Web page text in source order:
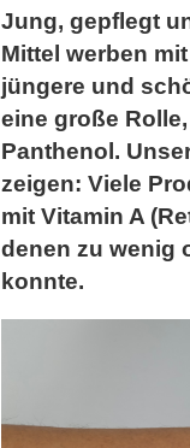
Jung, gepflegt
Mittel werben
jüngere und
eine große
Panthenol.
zeigen: Viele
mit Vitamin A
denen zu wenig
konnte.